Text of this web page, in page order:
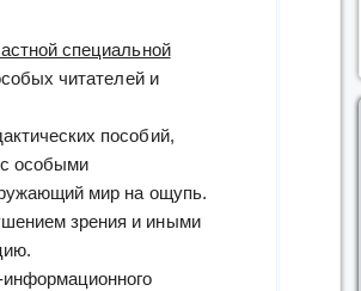
специальной
читателей и
пособий,
особыми
мир на ощупь.
зрения и иными
информационного